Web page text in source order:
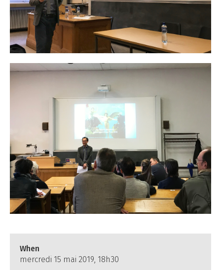
When
mercredi 15 mai 2019, 18h30